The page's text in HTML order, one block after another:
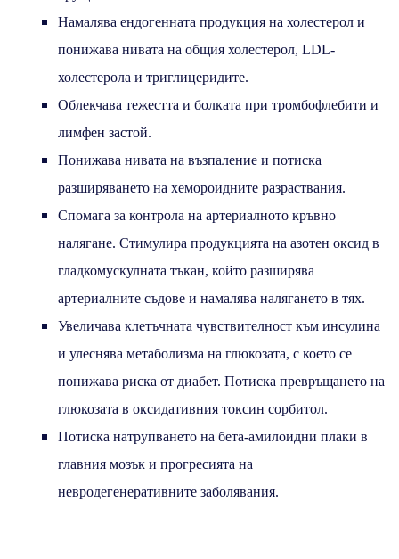
Намалява ендогенната продукция на холестерол и
понижава нивата на общия холестерол, LDL-
холестерола и триглицеридите.
Облекчава тежестта и болката при тромбофлебити и
лимфен застой.
Понижава нивата на възпаление и потиска
разширяването на хемороидните разраствания.
Спомага за контрола на артериалното кръвно
налягане. Стимулира продукцията на азотен оксид в
гладкомускулната тъкан, който разширява
артериалните съдове и намалява налягането в тях.
Увеличава клетъчната чувствителност към инсулина
и улеснява метаболизма на глюкозата, с което се
понижава риска от диабет. Потиска превръщането на
глюкозата в оксидативния токсин сорбитол.
Потиска натрупването на бета-амилоидни плаки в
главния мозък и прогресията на
невродегенеративните заболявания.